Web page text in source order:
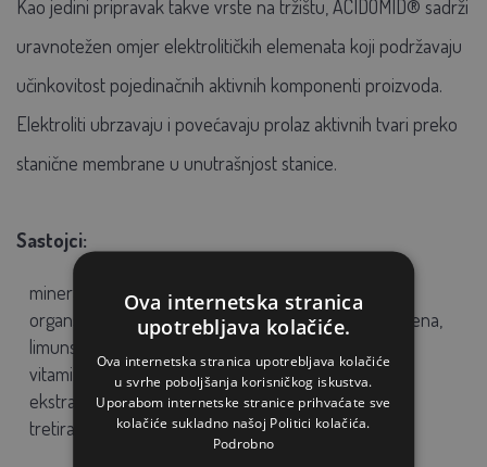
Kao jedini pripravak takve vrste na tržištu, ACIDOMID® sadrži
uravnotežen omjer elektrolitičkih elemenata koji podržavaju
učinkovitost pojedinačnih aktivnih komponenti proizvoda.
Elektroliti ubrzavaju i povećavaju prolaz aktivnih tvari preko
stanične membrane u unutrašnjost stanice.
Sastojci:
minerali, elektroliti
organske kiseline (mravlja, propionska, mliječna, octena,
limunska i druge)
vitamin C
ekstrakti prirodnog podrijetla
tretirana voda za piće
Ova internetska stranica
upotrebljava kolačiće.
Ova internetska stranica upotrebljava kolačiće
u svrhe poboljšanja korisničkog iskustva.
Uporabom internetske stranice prihvaćate sve
kolačiće sukladno našoj Politici kolačića.
Podrobno